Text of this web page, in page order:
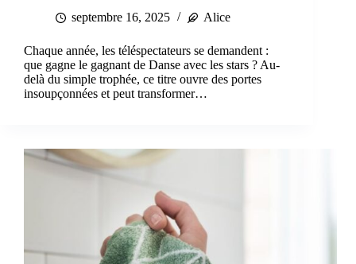
septembre 16, 2025
Alice
Chaque année, les téléspectateurs se demandent :
que gagne le gagnant de Danse avec les stars ? Au-
delà du simple trophée, ce titre ouvre des portes
insoupçonnées et peut transformer…